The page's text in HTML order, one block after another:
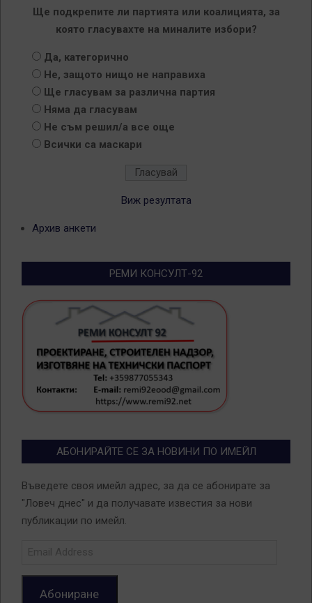
Ще подкрепите ли партията или коалицията, за
която гласувахте на миналите избори?
Да, категорично
Не, защото нищо не направиха
Ще гласувам за различна партия
Няма да гласувам
Не съм решил/а все още
Всички са маскари
Виж резултата
Архив анкети
РЕМИ КОНСУЛТ-92
АБОНИРАЙТЕ СЕ ЗА НОВИНИ ПО ИМЕЙЛ
Въведете своя имейл адрес, за да се абонирате за
"Ловеч днес" и да получавате известия за нови
публикации по имейл.
Абониране